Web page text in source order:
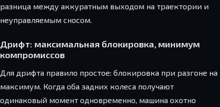
разница между аккуратным выходом на траектории и
неуправляемым сносом.
Дрифт: максимальная блокировка, минимум
компромиссов
Для дрифта правило простое: блокировка при разгоне на
максимум. Когда оба задних колеса получают
одинаковый момент одновременно, машина охотно